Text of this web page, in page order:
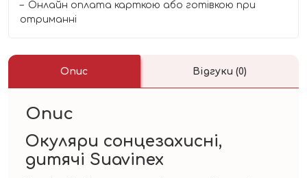
Онлайн оплата карткою або готівкою при
отриманні
Опис Відгуки (0)
Опис
Окуляри сонцезахисні,
дитячі Suavinex